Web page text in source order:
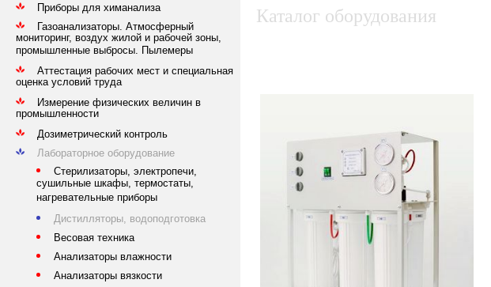
Приборы для химанализа
Газоанализаторы. Атмосферный
мониторинг, воздух жилой и рабочей зоны,
промышленные выбросы. Пылемеры
Аттестация рабочих мест и специальная
оценка условий труда
Измерение физических величин в
промышленности
Дозиметрический контроль
Лабораторное оборудование
Стерилизаторы, электропечи,
сушильные шкафы, термостаты,
нагревательные приборы
Дистилляторы, водоподготовка
Весовая техника
Анализаторы влажности
Анализаторы вязкости
Каталог оборудования